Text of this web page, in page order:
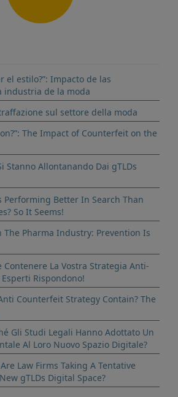
el estilo?”: Impacto de las
industria de la moda
sul settore della moda
The Impact of Counterfeit on the
Stanno Allontanando Dai gTLDs
Performing Better In Search Than
So It Seems!
The Pharma Industry: Prevention Is
Contenere La Vostra Strategia Anti-
Rispondono!
Counterfeit Strategy Contain? The
Gli Studi Legali Hanno Adottato Un
Al Loro Nuovo Spazio Digitale?
Law Firms Taking A Tentative
gTLDs Digital Space?